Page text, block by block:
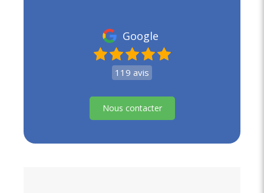
Google
119 avis
Nous contacter